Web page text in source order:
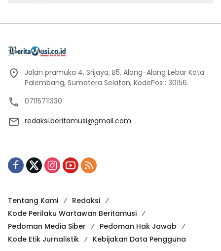
Jalan pramuka 4, Srijaya, B5, Alang-Alang Lebar Kota
Palembang, Sumatera Selatan, KodePos : 30156.
07115711330
redaksi.beritamusi@gmail.com
Tentang Kami
Redaksi
Kode Perilaku Wartawan Beritamusi
Pedoman Media Siber
Pedoman Hak Jawab
Kode Etik Jurnalistik
Kebijakan Data Pengguna